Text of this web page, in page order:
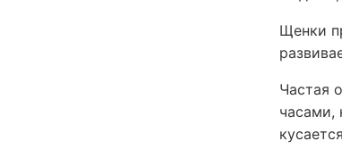
Щенки
Частая
часами,